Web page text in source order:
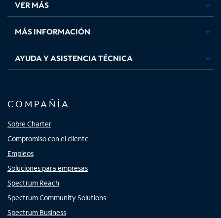
pestaña
nueva
pestaña
nueva
pestaña
nuevanueva
VER MÁS
MÁS INFORMACIÓN
AYUDA Y ASISTENCIA TÉCNICA
COMPAÑÍA
Sobre Charter
Compromiso con el cliente
Empleos
Soluciones para empresas
Spectrum Reach
Spectrum Community Solutions
Spectrum Business